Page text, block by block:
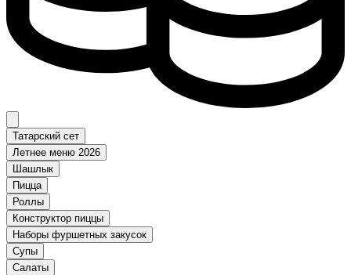
Татарский сет
Летнее меню 2026
Шашлык
Пицца
Роллы
Конструктор пиццы
Наборы фуршетных закусок
Супы
Салаты